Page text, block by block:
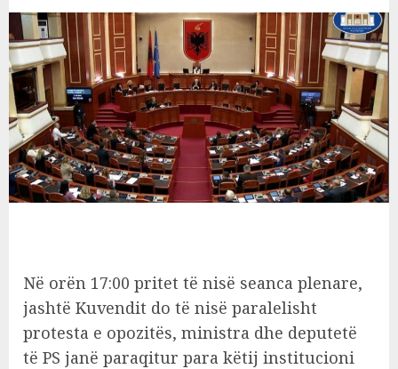
Në orën 17:00 pritet të nisë seanca plenare,
jashtë Kuvendit do të nisë paralelisht
protesta e opozitës, ministra dhe deputetë
të PS janë paraqitur para këtij institucioni